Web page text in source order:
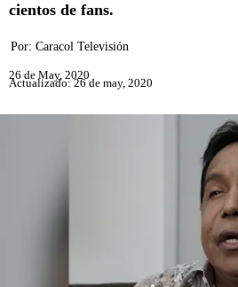
cientos de fans.
Por: Caracol Televisión
26 de May, 2020
Actualizado: 26 de may, 2020